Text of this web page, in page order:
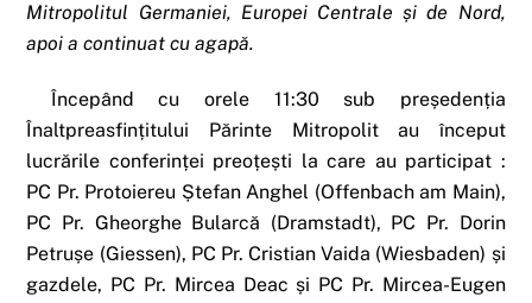
Mitropolitul Germaniei, Europei Centrale și de Nord,
apoi a continuat cu agapă.
Începând cu orele 11:30 sub președenția
Înaltpreasfințitului Părinte Mitropolit au început
lucrările conferinței preoțești la care au participat :
PC Pr. Protoiereu Ștefan Anghel (Offenbach am Main),
PC Pr. Gheorghe Bularcă (Dramstadt), PC Pr. Dorin
Petrușe (Giessen), PC Pr. Cristian Vaida (Wiesbaden) și
gazdele, PC Pr. Mircea Deac și PC Pr. Mircea-Eugen